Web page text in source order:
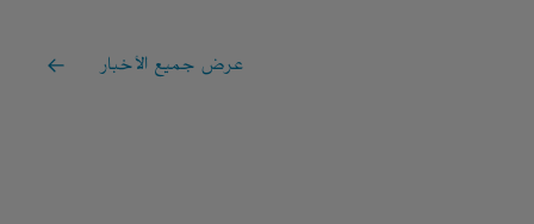
عرض جميع الأخبار